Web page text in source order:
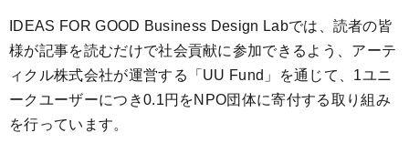
IDEAS FOR GOOD Business Design Labでは、読者の皆
様が記事を読むだけで社会貢献に参加できるよう、アーテ
ィクル株式会社が運営する「 UU Fund 」を通じて、1ユニ
ークユーザーにつき0.1円をNPO団体に寄付する取り組み
を行っています。